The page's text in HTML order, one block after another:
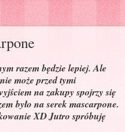
razem będzie lepiej. Ale
może przed tymi
na zakupy spojrzy się
było na serek mascarpone.
XD Jutro spróbuję